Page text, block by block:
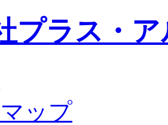
プラス・
ップ